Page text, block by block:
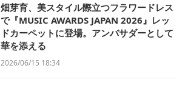
畑芽育、美スタイル際立つフラワードレス
で『MUSIC AWARDS JAPAN 2026』レッ
ドカーペットに登場。アンバサダーとして
華を添える
2026/06/15 18:34